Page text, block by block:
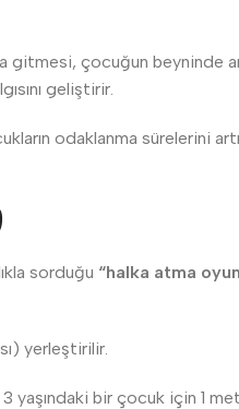
gitmesi, çocuğun beyninde
geliştirir.
odaklanma sürelerini
sorduğu “halka atma
yerleştirilir.
bir çocuk için 1